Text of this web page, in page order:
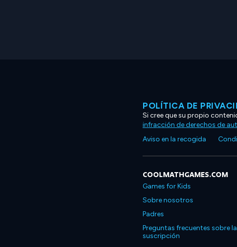
POLÍTICA DE
Si cree que su propio
infracción de derechos de
Aviso en la recogida
COOLMATHGAMES.COM
Games for Kids
Sobre nosotros
Padres
Preguntas frecuentes sobre la
suscripción